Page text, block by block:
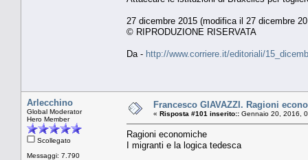
27 dicembre 2015 (modifica il 27 dicembre
© RIPRODUZIONE RISERVATA
Da - http://www.corriere.it/editoriali/
Arlecchino
Global Moderator
Hero Member
Scollegato
Messaggi: 7.790
Francesco GIAVAZZI. Ragioni
« Risposta #101 inserito:: Gennaio 20, 2016,
Ragioni economiche
I migranti e la logica tedesca